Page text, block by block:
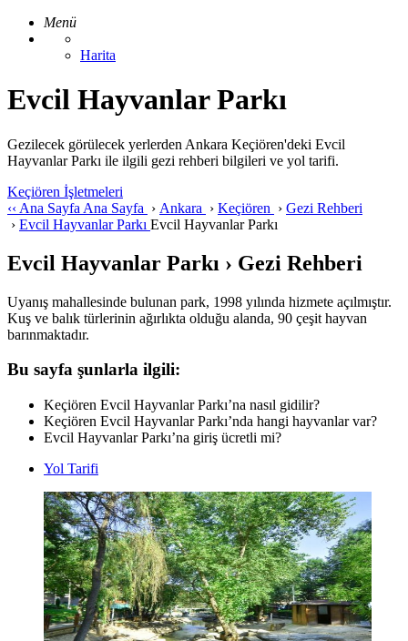
Menü
Harita
Evcil Hayvanlar Parkı
Gezilecek görülecek yerlerden Ankara Keçiören'deki Evcil
Hayvanlar Parkı ile ilgili gezi rehberi bilgileri ve yol tarifi.
Keçiören İşletmeleri
‹‹ Ana Sayfa Ana Sayfa › Ankara › Keçiören › Gezi Rehberi
› Evcil Hayvanlar Parkı Evcil Hayvanlar Parkı
Evcil Hayvanlar Parkı › Gezi Rehberi
Uyanış mahallesinde bulunan park, 1998 yılında hizmete açılmıştır.
Kuş ve balık türlerinin ağırlıkta olduğu alanda, 90 çeşit hayvan
barınmaktadır.
Bu sayfa şunlarla ilgili:
Keçiören Evcil Hayvanlar Parkı’na nasıl gidilir?
Keçiören Evcil Hayvanlar Parkı’nda hangi hayvanlar var?
Evcil Hayvanlar Parkı’na giriş ücretli mi?
Yol Tarifi